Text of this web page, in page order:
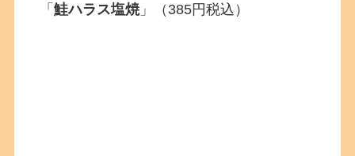
「鮭ハラス塩焼 」 （385円税込）